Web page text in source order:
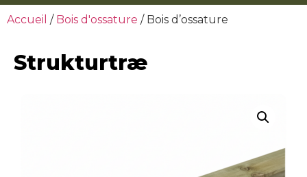
Accueil / Bois d'ossature / Bois d’ossature
Strukturtræ